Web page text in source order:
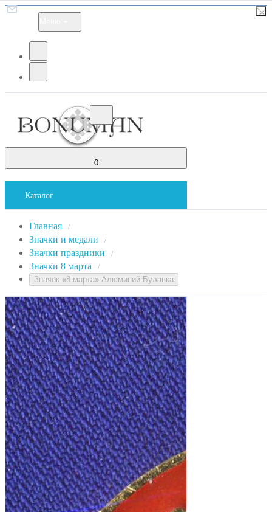
0
Каталог
Главная /
Значки и медали /
Значки праздники /
Значки 8 марта /
Значок «8 марта» Алюминий Булавка